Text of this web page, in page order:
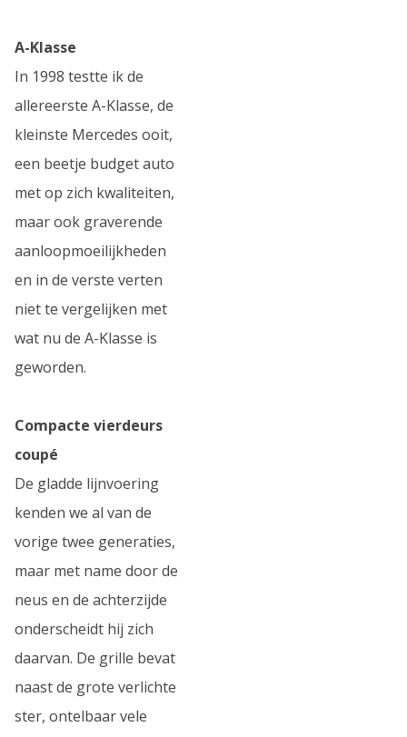
A-Klasse
In 1998 testte ik de
allereerste A-Klasse, de
kleinste Mercedes ooit,
een beetje budget auto
met op zich kwaliteiten,
maar ook graverende
aanloopmoeilijkheden
en in de verste verten
niet te vergelijken met
wat nu de A-Klasse is
geworden.
Compacte vierdeurs
coupé
De gladde lijnvoering
kenden we al van de
vorige twee generaties,
maar met name door de
neus en de achterzijde
onderscheidt hij zich
daarvan. De grille bevat
naast de grote verlichte
ster, ontelbaar vele